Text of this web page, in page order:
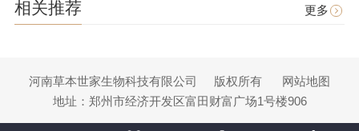
相关推荐 更多
河南草本世家生物科技有限公司 版权所有
网站地图
地址：郑州市经济开发区富田财富广场1号楼906